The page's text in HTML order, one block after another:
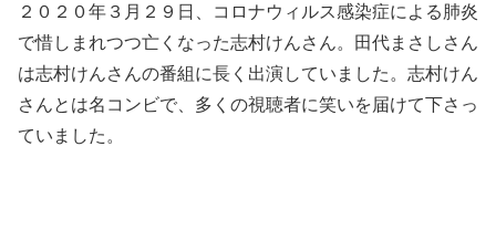
２０２０年３月２９日、コロナウィルス感染症による肺炎
で惜しまれつつ亡くなった志村けんさん。田代まさしさん
は志村けんさんの番組に長く出演していました。志村けん
さんとは名コンビで、多くの視聴者に笑いを届けて下さっ
ていました。